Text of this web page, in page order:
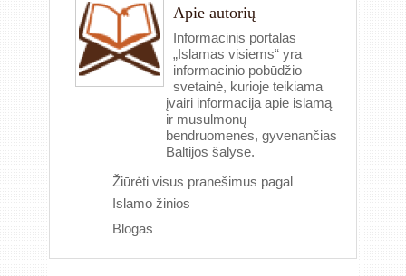
Apie autorių
Informacinis portalas
„Islamas visiems“ yra
informacinio pobūdžio
svetainė, kurioje teikiama
įvairi informacija apie islamą
ir musulmonų
bendruomenes, gyvenančias
Baltijos šalyse.
Žiūrėti visus pranešimus pagal
Islamo žinios
Blogas